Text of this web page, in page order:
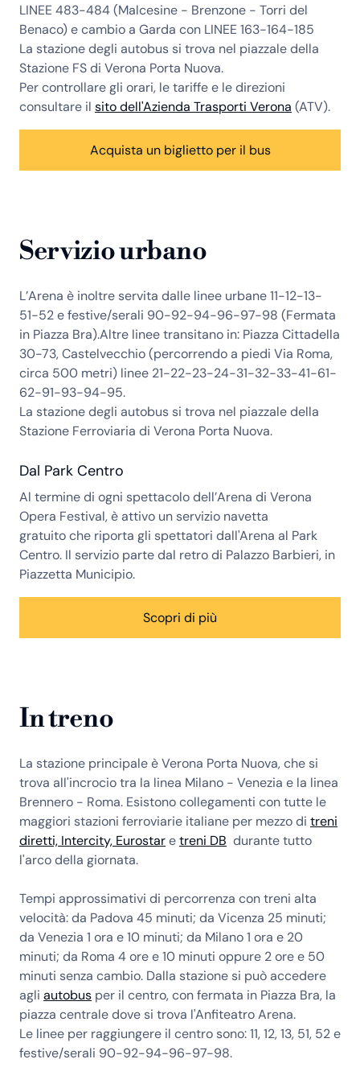
LINEE 483-484 (Malcesine - Brenzone - Torri del
Benaco) e cambio a Garda con LINEE 163-164-185
La stazione degli autobus si trova nel piazzale della
Stazione FS di Verona Porta Nuova.
Per controllare gli orari, le tariffe e le direzioni
consultare il sito dell'Azienda Trasporti Verona (ATV).
Acquista un biglietto per il bus
Servizio urbano
L’Arena è inoltre servita dalle linee urbane 11-12-13-
51-52 e festive/serali 90-92-94-96-97-98 (Fermata
in Piazza Bra).Altre linee transitano in: Piazza Cittadella
30-73, Castelvecchio (percorrendo a piedi Via Roma,
circa 500 metri) linee 21-22-23-24-31-32-33-41-61-
62-91-93-94-95.
La stazione degli autobus si trova nel piazzale della
Stazione Ferroviaria di Verona Porta Nuova.
Dal Park Centro
Al termine di ogni spettacolo dell’Arena di Verona
Opera Festival, è attivo un servizio navetta
gratuito che riporta gli spettatori dall'Arena al Park
Centro. Il servizio parte dal retro di Palazzo Barbieri, in
Piazzetta Municipio.
Scopri di più
In treno
La stazione principale è Verona Porta Nuova, che si
trova all'incrocio tra la linea Milano - Venezia e la linea
Brennero - Roma. Esistono collegamenti con tutte le
maggiori stazioni ferroviarie italiane per mezzo di treni
diretti, Intercity, Eurostaretreni DB durante tutto
l'arco della giornata.
Tempi approssimativi di percorrenza con treni alta
velocità: da Padova 45 minuti; da Vicenza 25 minuti;
da Venezia 1 ora e 10 minuti; da Milano 1 ora e 20
minuti; da Roma 4 ore e 10 minuti oppure 2 ore e 50
minuti senza cambio. Dalla stazione si può accedere
agli autobus per il centro, con fermata in Piazza Bra, la
piazza centrale dove si trova l'Anfiteatro Arena.
Le linee per raggiungere il centro sono: 11, 12, 13, 51, 52 e
festive/serali 90-92-94-96-97-98.